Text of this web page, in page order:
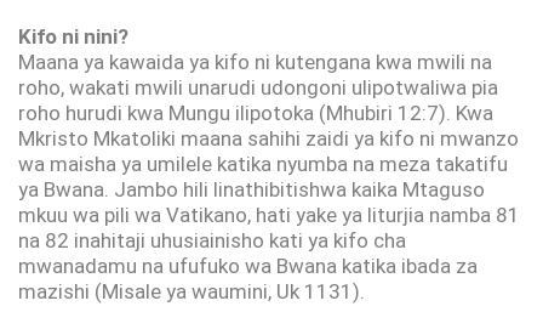
Kifo ni nini?
Maana ya kawaida ya kifo ni kutengana kwa mwili na
roho, wakati mwili unarudi udongoni ulipotwaliwa pia
roho hurudi kwa Mungu ilipotoka (Mhubiri 12:7). Kwa
Mkristo Mkatoliki maana sahihi zaidi ya kifo ni mwanzo
wa maisha ya umilele katika nyumba na meza takatifu
ya Bwana. Jambo hili linathibitishwa kaika Mtaguso
mkuu wa pili wa Vatikano, hati yake ya liturjia namba 81
na 82 inahitaji uhusiainisho kati ya kifo cha
mwanadamu na ufufuko wa Bwana katika ibada za
mazishi (Misale ya waumini, Uk 1131).